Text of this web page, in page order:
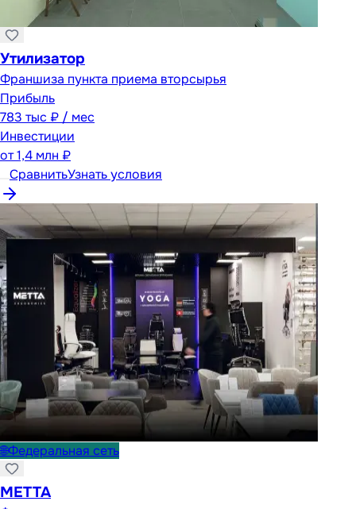
Утилизатор
Франшиза пункта приема вторсырья
Прибыль
783 тыс ₽ / мес
Инвестиции
от1,4 млн ₽
СравнитьУзнать условия
🌐Федеральная сеть
METTA